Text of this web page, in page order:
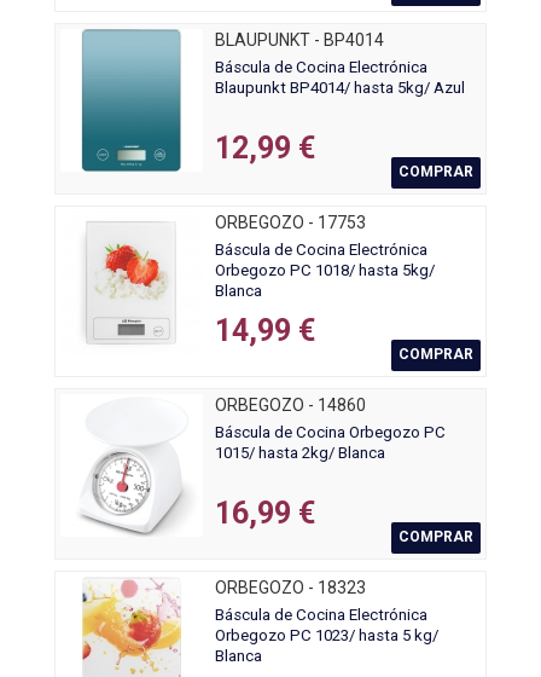
BLAUPUNKT - BP4014
Báscula de Cocina Electrónica
Blaupunkt BP4014/ hasta 5kg/ Azul
12,99 €
COMPRAR
ORBEGOZO - 17753
Báscula de Cocina Electrónica
Orbegozo PC 1018/ hasta 5kg/
Blanca
14,99 €
COMPRAR
ORBEGOZO - 14860
Báscula de Cocina Orbegozo PC
1015/ hasta 2kg/ Blanca
16,99 €
COMPRAR
ORBEGOZO - 18323
Báscula de Cocina Electrónica
Orbegozo PC 1023/ hasta 5 kg/
Blanca